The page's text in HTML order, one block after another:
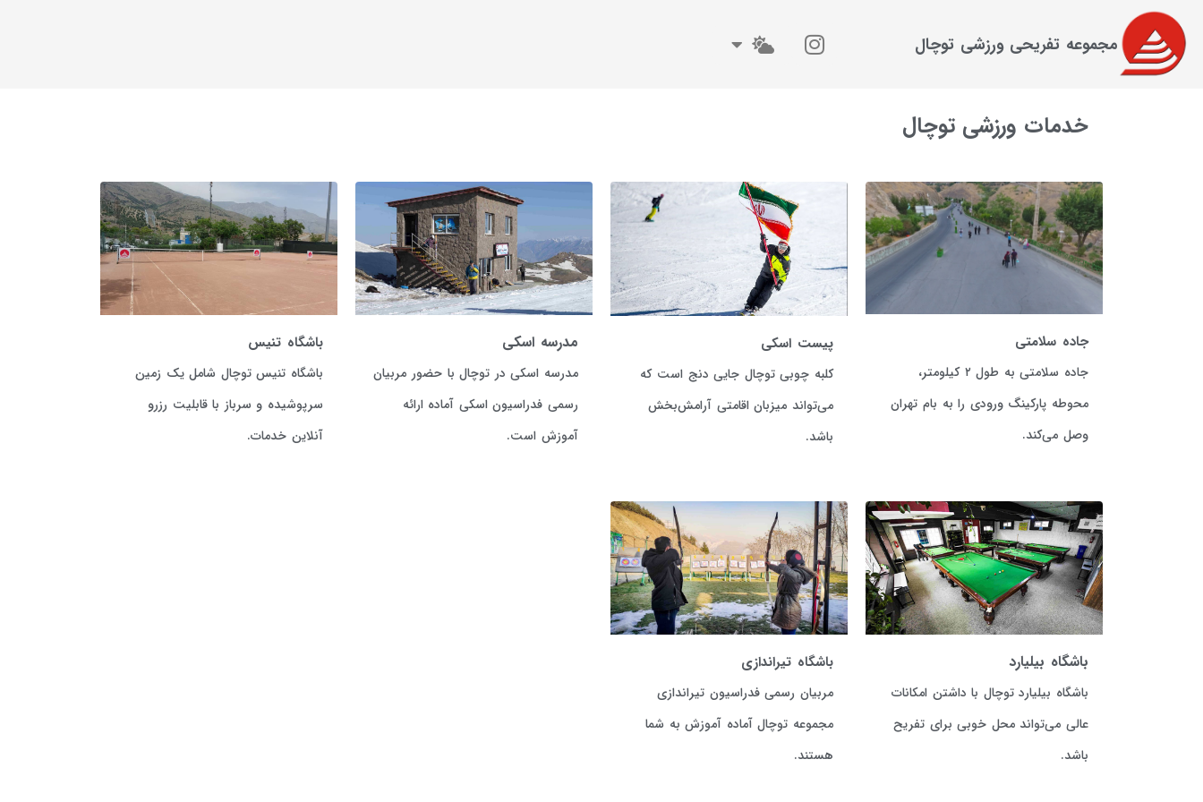
مجموعه تفریحی ورزشی توچال
خدمات ورزشی توچال
جاده سلامتی
جاده سلامتی به طول ۲ کیلومتر،
محوطه پارکینگ ورودی را به بام تهران
وصل می‌کند.
پیست اسکی
کلبه چوبی توچال جایی دنج است که
می‌تواند میزبان اقامتی آرامش‌بخش
باشد.
مدرسه اسکی
مدرسه اسکی در توچال با حضور مربیان
رسمی فدراسیون اسکی آماده ارائه
آموزش‌ است.
باشگاه تنیس
باشگاه تنیس توچال شامل یک زمین
سرپوشیده و سرباز با قابلیت رزرو
آنلاین خدمات.
باشگاه بیلیارد
باشگاه بیلیارد توچال با داشتن امکانات
عالی می‌تواند محل خوبی برای تفریح
باشد.
باشگاه تیراندازی
مربیان رسمی فدراسیون تیراندازی
مجموعه توچال آماده آموزش به شما
هستند.